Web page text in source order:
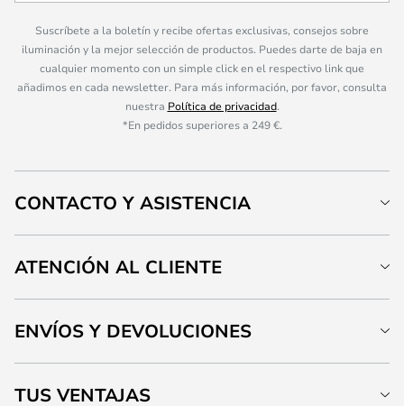
Suscríbete a la boletín y recibe ofertas exclusivas, consejos sobre
iluminación y la mejor selección de productos. Puedes darte de baja en
cualquier momento con un simple click en el respectivo link que
añadimos en cada newsletter. Para más información, por favor, consulta
nuestra Política de privacidad.
*En pedidos superiores a 249 €.
CONTACTO Y ASISTENCIA
ATENCIÓN AL CLIENTE
ENVÍOS Y DEVOLUCIONES
TUS VENTAJAS